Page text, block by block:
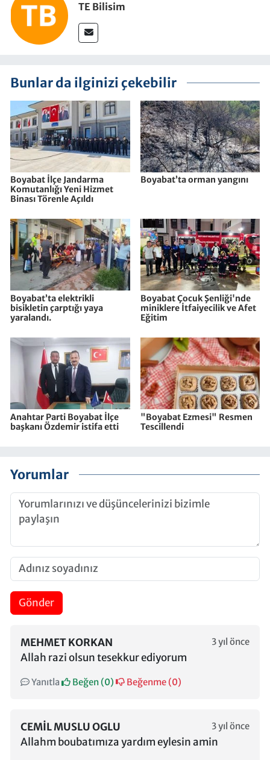
TE Bilisim
Bunlar da ilginizi çekebilir
Boyabat İlçe Jandarma
Komutanlığı Yeni Hizmet
Binası Törenle Açıldı
Boyabat’ta orman yangını
Boyabat’ta elektrikli
bisikletin çarptığı yaya
yaralandı.
Boyabat Çocuk Şenliği'nde
miniklere İtfaiyecilik ve Afet
Eğitim
Anahtar Parti Boyabat İlçe
başkanı Özdemir istifa etti
"Boyabat Ezmesi" Resmen
Tescillendi
Yorumlar
Gönder
MEHMET KORKAN 3 yıl önce
Allah razi olsun tesekkur ediyorum
Yanıtla Beğen (0) Beğenme (0)
CEMIL MUSLU OGLU 3 yıl önce
Allahm boubatımıza yardım eylesin amin